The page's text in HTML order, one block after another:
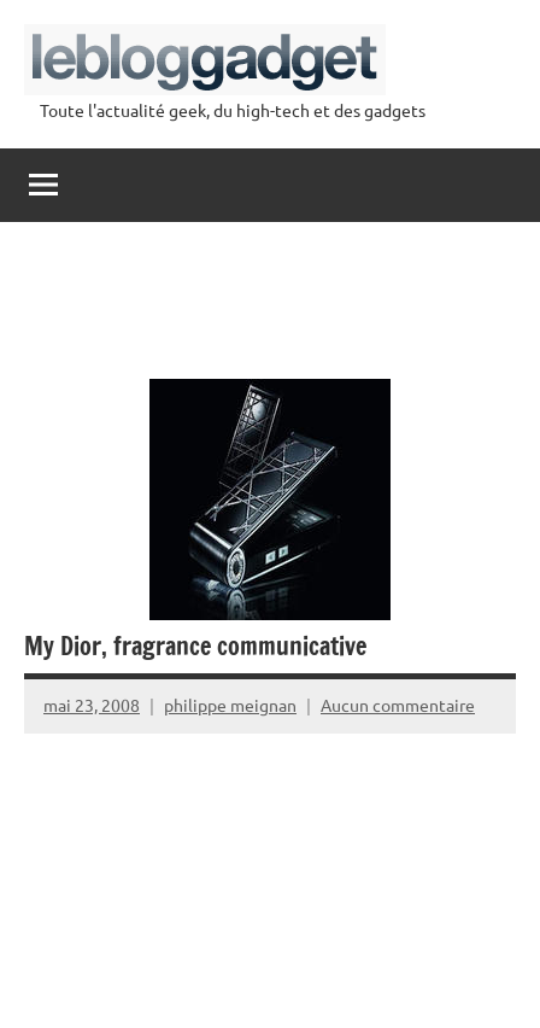
contenu
lebloggadget
Toute l'actualité geek, du high-tech et des gadgets
My Dior, fragrance communicative
mai 23, 2008 philippe meignan Aucun commentaire